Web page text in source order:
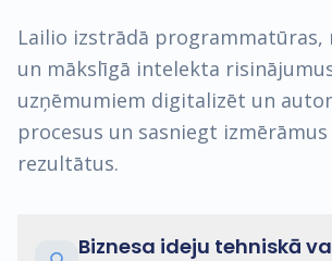
Lailio izstrādā programmatūras,
un mākslīgā intelekta
uzņēmumiem digitalizēt un
procesus un sasniegt izmērāmus
rezultātus.
Biznesa ideju tehniskā